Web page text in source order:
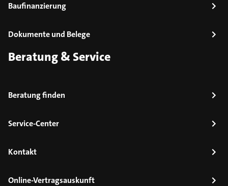
Baufinanzierung
Dokumente und Belege
Beratung & Service
Beratung finden
Service-Center
Kontakt
Online-Vertragsauskunft